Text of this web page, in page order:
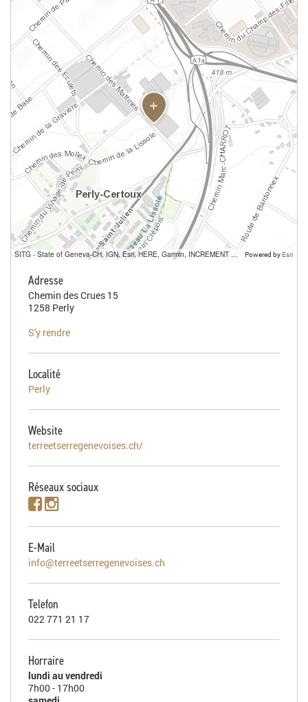
SITG - State of Geneva-CH, IGN, Esri, HERE, Garmin, INCREMENT P, USGS, METI/NASA Powered by Esri
Adresse
Chemin des Crues 15
1258 Perly
S'y rendre
Localité
Perly
Website
terreetserregenevoises.ch/
Réseaux sociaux
E-Mail
info@terreetserregenevoises.ch
Telefon
022 771 21 17
Horraire
lundi au vendredi
7h00 - 17h00